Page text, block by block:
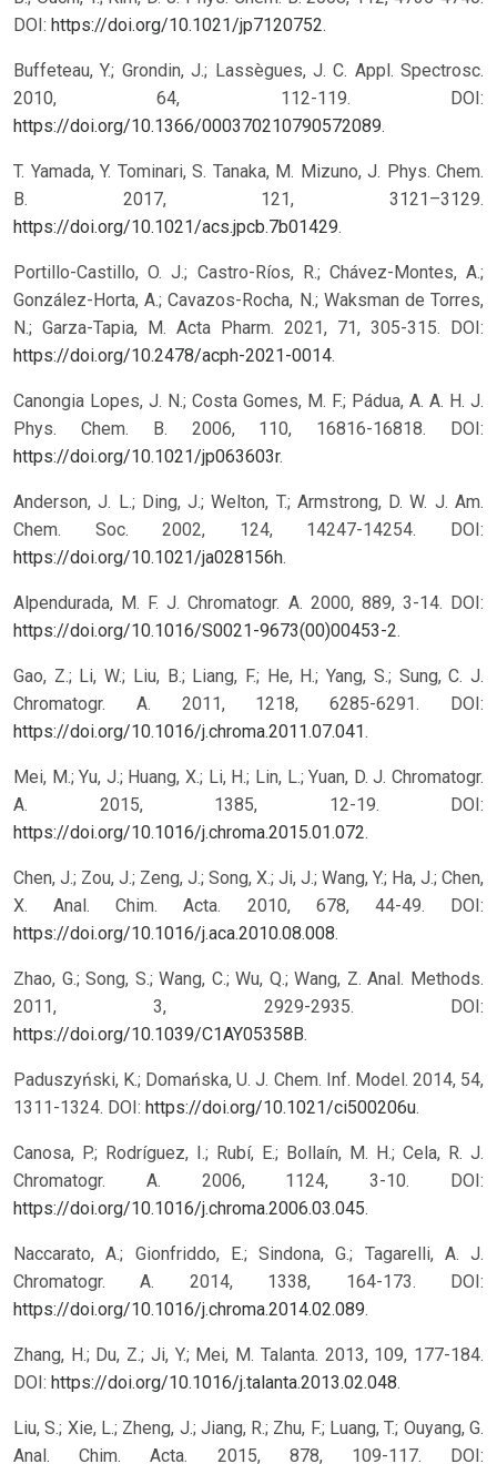
DOI: https://doi.org/10.1021/jp7120752.
Buffeteau, Y.; Grondin, J.; Lassègues, J. C. Appl. Spectrosc.
2010, 64, 112-119. DOI:
https://doi.org/10.1366/000370210790572089.
T. Yamada, Y. Tominari, S. Tanaka, M. Mizuno, J. Phys. Chem.
B. 2017, 121, 3121–3129.
https://doi.org/10.1021/acs.jpcb.7b01429.
Portillo-Castillo, O. J.; Castro-Ríos, R.; Chávez-Montes, A.;
González-Horta, A.; Cavazos-Rocha, N.; Waksman de Torres,
N.; Garza-Tapia, M. Acta Pharm. 2021, 71, 305-315. DOI:
https://doi.org/10.2478/acph-2021-0014.
Canongia Lopes, J. N.; Costa Gomes, M. F.; Pádua, A. A. H. J.
Phys. Chem. B. 2006, 110, 16816-16818. DOI:
https://doi.org/10.1021/jp063603r.
Anderson, J. L.; Ding, J.; Welton, T.; Armstrong, D. W. J. Am.
Chem. Soc. 2002, 124, 14247-14254. DOI:
https://doi.org/10.1021/ja028156h.
Alpendurada, M. F. J. Chromatogr. A. 2000, 889, 3-14. DOI:
https://doi.org/10.1016/S0021-9673(00)00453-2.
Gao, Z.; Li, W.; Liu, B.; Liang, F.; He, H.; Yang, S.; Sung, C. J.
Chromatogr. A. 2011, 1218, 6285-6291. DOI:
https://doi.org/10.1016/j.chroma.2011.07.041.
Mei, M.; Yu, J.; Huang, X.; Li, H.; Lin, L.; Yuan, D. J. Chromatogr.
A. 2015, 1385, 12-19. DOI:
https://doi.org/10.1016/j.chroma.2015.01.072.
Chen, J.; Zou, J.; Zeng, J.; Song, X.; Ji, J.; Wang, Y.; Ha, J.; Chen,
X. Anal. Chim. Acta. 2010, 678, 44-49. DOI:
https://doi.org/10.1016/j.aca.2010.08.008.
Zhao, G.; Song, S.; Wang, C.; Wu, Q.; Wang, Z. Anal. Methods.
2011, 3, 2929-2935. DOI:
https://doi.org/10.1039/C1AY05358B.
Paduszyński, K.; Domańska, U. J. Chem. Inf. Model. 2014, 54,
1311-1324. DOI: https://doi.org/10.1021/ci500206u.
Canosa, P.; Rodríguez, I.; Rubí, E.; Bollaín, M. H.; Cela, R. J.
Chromatogr. A. 2006, 1124, 3-10. DOI:
https://doi.org/10.1016/j.chroma.2006.03.045.
Naccarato, A.; Gionfriddo, E.; Sindona, G.; Tagarelli, A. J.
Chromatogr. A. 2014, 1338, 164-173. DOI:
https://doi.org/10.1016/j.chroma.2014.02.089.
Zhang, H.; Du, Z.; Ji, Y.; Mei, M. Talanta. 2013, 109, 177-184.
DOI: https://doi.org/10.1016/j.talanta.2013.02.048.
Liu, S.; Xie, L.; Zheng, J.; Jiang, R.; Zhu, F.; Luang, T.; Ouyang, G.
Anal. Chim. Acta. 2015, 878, 109-117. DOI: